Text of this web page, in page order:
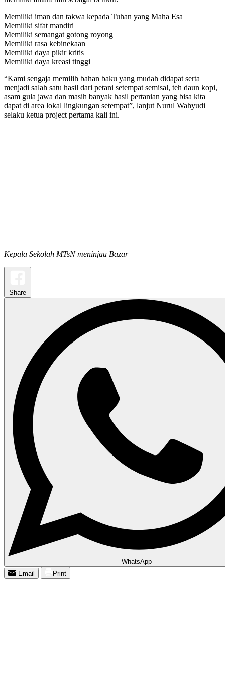
Memiliki iman dan takwa kepada Tuhan yang Maha Esa
Memiliki sifat mandiri
Memiliki semangat gotong royong
Memiliki rasa kebinekaan
Memiliki daya pikir kritis
Memiliki daya kreasi tinggi
“Kami sengaja memilih bahan baku yang mudah didapat serta
menjadi salah satu hasil dari petani setempat semisal, teh daun kopi,
asam gula jawa dan masih banyak hasil pertanian yang bisa kita
dapat di area lokal lingkungan setempat”, lanjut Nurul Wahyudi
selaku ketua project pertama kali ini.
Kepala Sekolah MTsN meninjau Bazar
Share
WhatsApp
Email
Print